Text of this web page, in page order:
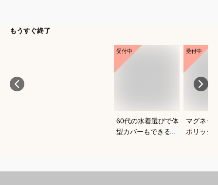
もうすぐ終了
受付中
60代の水着選びで体
型カバーもできるお
受付中
マグネッ
ポリッシ